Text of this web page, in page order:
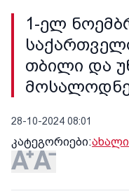
1-ელ
თბილი და
28-10-2024 08:01
კატეგორიები:ახალი